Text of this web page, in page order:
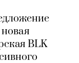
BLK